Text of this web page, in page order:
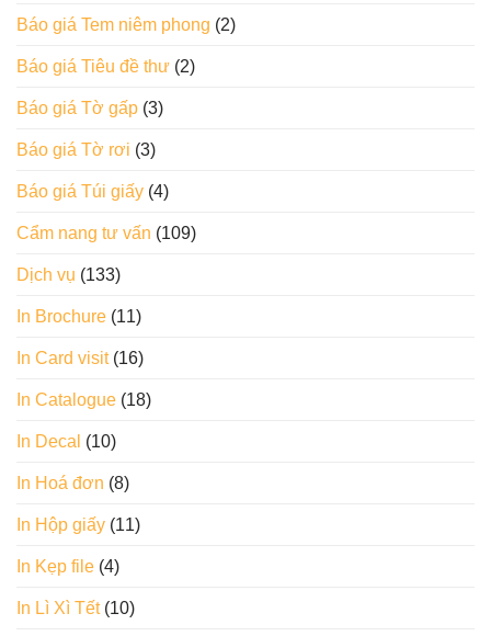
Báo giá Tem niêm phong (2)
Báo giá Tiêu đề thư (2)
Báo giá Tờ gấp (3)
Báo giá Tờ rơi (3)
Báo giá Túi giấy (4)
Cẩm nang tư vấn (109)
Dịch vụ (133)
In Brochure (11)
In Card visit(16)
In Catalogue (18)
In Decal (10)
In Hoá đơn (8)
In Hộp giấy (11)
In Kẹp file (4)
In Lì Xì Tết(10)